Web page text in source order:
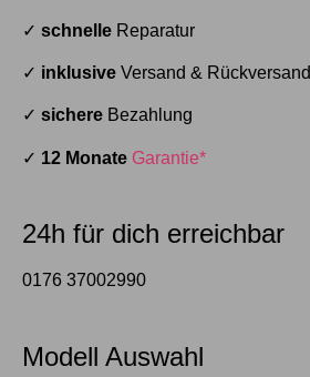
✓ schnelle Reparatur
✓ inklusive Versand & Rückversand
✓ sichere Bezahlung
✓ 12 Monate Garantie*
24h für dich erreichbar
0176 37002990
Modell Auswahl